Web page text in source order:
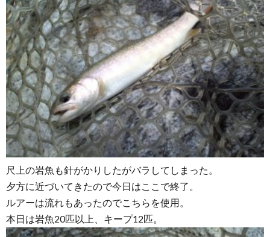
尺上の岩魚も針がかりしたがバラしてしまった。
夕方に近づいてきたので今日はここで終了。
ルアーは流れもあったのでこちらを使用。
本日は岩魚20匹以上、キープ12匹。